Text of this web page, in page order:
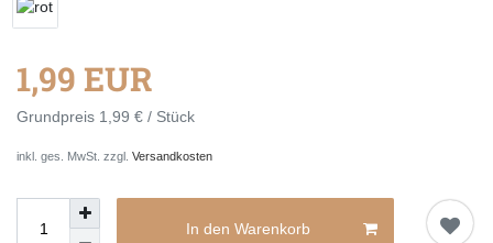
1,99 EUR
Grundpreis 1,99 € / Stück
inkl. ges. MwSt. zzgl. Versandkosten
In den Warenkorb